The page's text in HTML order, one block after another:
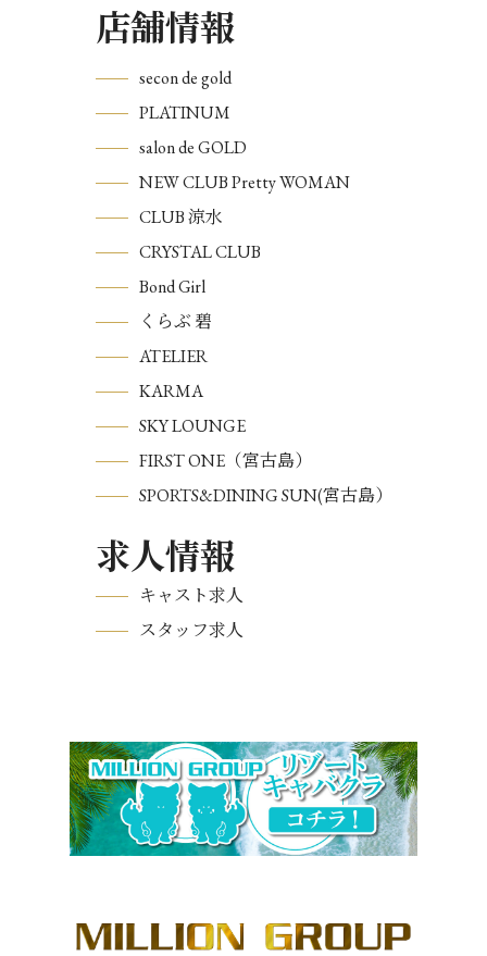
店舗情報
secon de gold
PLATINUM
salon de GOLD
NEW CLUB Pretty WOMAN
CLUB 涼水
CRYSTAL CLUB
Bond Girl
くらぶ 碧
ATELIER
KARMA
SKY LOUNGE
FIRST ONE（宮古島）
SPORTS&DINING SUN(宮古島）
求人情報
キャスト求人
スタッフ求人